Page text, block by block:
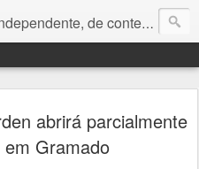
com foco em economia, negócios, política e atualidades. e-mail do editor: chquadros2@gmail.com
abrirá parcialmente
Gramado